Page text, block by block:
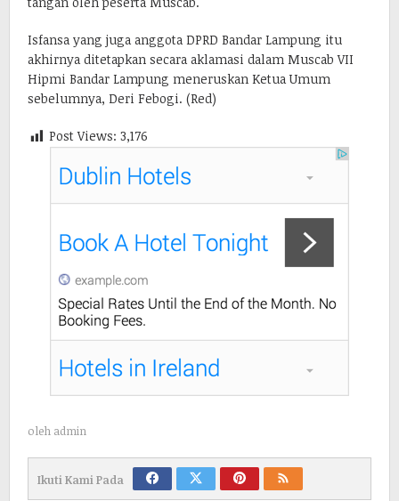
Isfansa yang juga anggota DPRD Bandar Lampung itu
akhirnya ditetapkan secara aklamasi dalam Muscab VII
Hipmi Bandar Lampung meneruskan Ketua Umum
sebelumnya, Deri Febogi. (Red)
Post Views: 3,176
oleh admin
Ikuti Kami Pada